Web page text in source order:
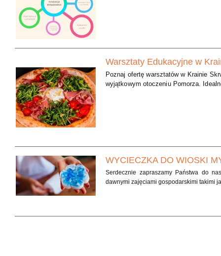
Warsztaty Edukacyjne w
Poznaj ofertę warsztatów w Krainie
wyjątkowym otoczeniu Pomorza.
WYCIECZKA DO WIOSKI
Serdecznie zapraszamy Państwa do
dawnymi zajęciami gospodarskimi takimi